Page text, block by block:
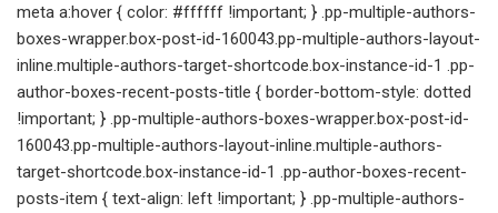
meta a:hover { color: #ffffff !important; } .pp-multiple-authors-
boxes-wrapper.box-post-id-160043.pp-multiple-authors-layout-
inline.multiple-authors-target-shortcode.box-instance-id-1 .pp-
author-boxes-recent-posts-title { border-bottom-style: dotted
!important; } .pp-multiple-authors-boxes-wrapper.box-post-id-
160043.pp-multiple-authors-layout-inline.multiple-authors-
target-shortcode.box-instance-id-1 .pp-author-boxes-recent-
posts-item { text-align: left !important; } .pp-multiple-authors-